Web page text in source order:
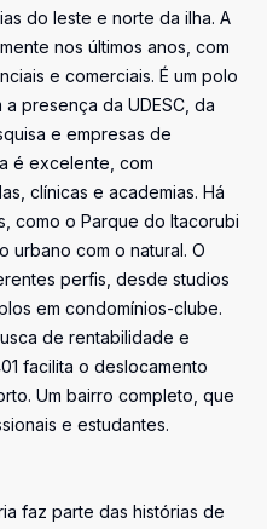
do leste e norte da ilha. A
nos últimos anos, com
e comerciais. É um polo
presença da UDESC, da
e empresas de
é excelente, com
clínicas e academias. Há
como o Parque do Itacorubi
urbano com o natural. O
perfis, desde studios
em condomínios-clube.
de rentabilidade e
facilita o deslocamento
Um bairro completo, que
e estudantes.
faz parte das histórias de